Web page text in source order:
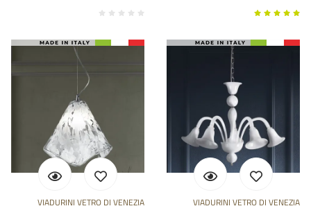
VIADURINI VETRO DI VENEZIA VIADURINI VETRO DI VENEZIA